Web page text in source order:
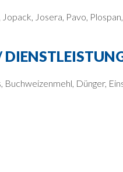
Josera, Pavo,
Dünger,